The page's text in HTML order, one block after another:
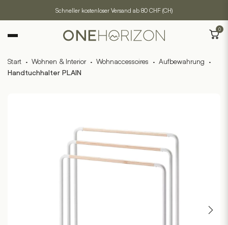
Schneller kostenloser Versand ab 80 CHF (CH)
0
Start · Wohnen & Interior · Wohnaccessoires · Aufbewahrung ·
Handtuchhalter PLAIN